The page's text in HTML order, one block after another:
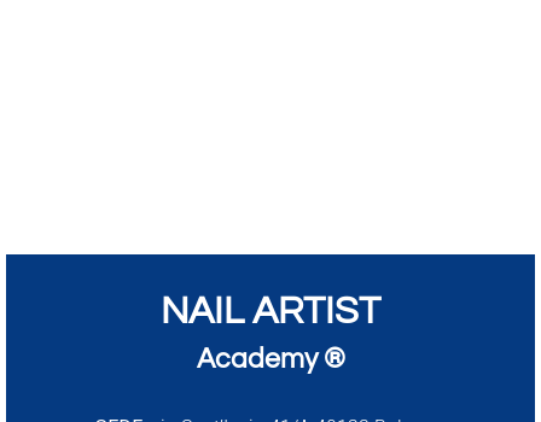
NAIL ARTIST
Academy ®